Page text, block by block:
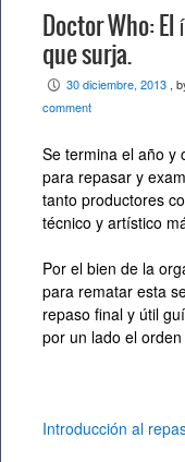
Doctor Who:
que surja.
P 30 diciembre, 2013 ,
comment
Se termina el año y
para repasar y
tanto productores
técnico y artístico
Por el bien de la
para rematar esta
repaso final y útil
por un lado el
Introducción al